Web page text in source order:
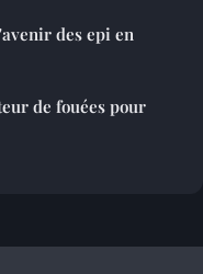
des epi en
de fouées pour